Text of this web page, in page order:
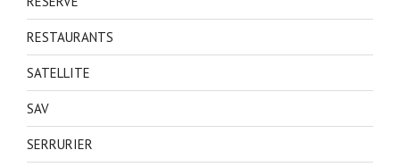
RESTAURANTS
SATELLITE
SAV
SERRURIER